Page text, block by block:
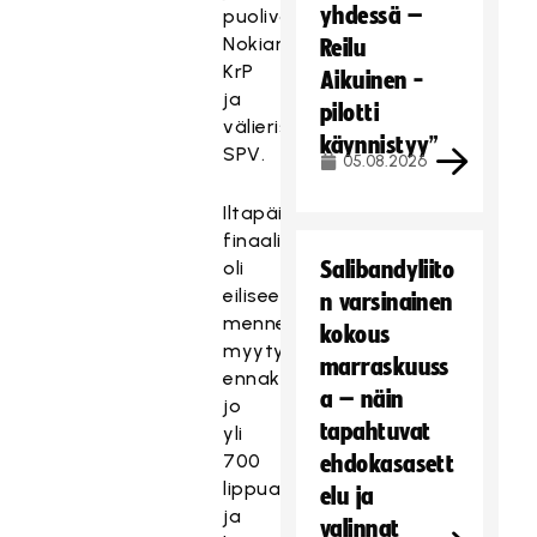
puolivälierissä
Nokian
KrP
ja
välierissä
SPV.
Iltapäivän
finaaliin
oli
eiliseen
mennessä
myyty
ennakkoon
jo
yli
700
lippua,
ja
yhdessä –
Reilu
Aikuinen -
pilotti
käynnistyy”
05.08.2026
Salibandyliito
n varsinainen
kokous
marraskuuss
a – näin
tapahtuvat
ehdokasasett
elu ja
valinnat